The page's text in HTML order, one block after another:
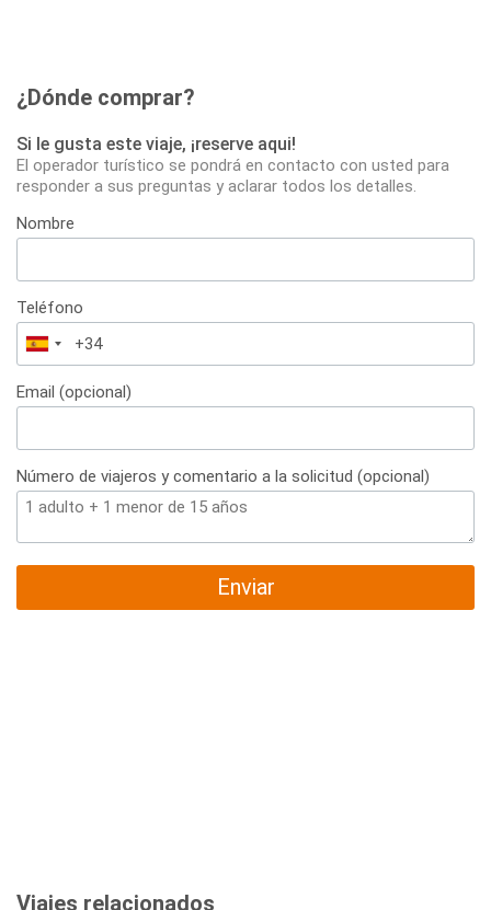
¿Dónde comprar?
Si le gusta este viaje, ¡reserve aqui!
El operador turístico se pondrá en contacto con usted para
responder a sus preguntas y aclarar todos los detalles.
Nombre
Teléfono
España
+34
Email (opcional)
Número de viajeros y comentario a la solicitud (opcional)
Enviar
Viajes relacionados